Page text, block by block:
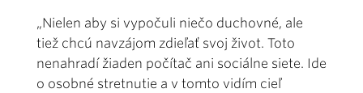
„Nielen aby si vypočuli niečo duchovné, ale
tiež chcú navzájom zdieľať svoj život. Toto
nenahradí žiaden počítač ani sociálne siete. Ide
o osobné stretnutie a v tomto vidím cieľ